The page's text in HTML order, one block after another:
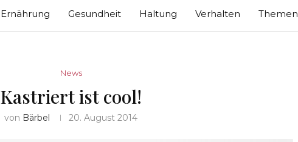
Ernährung Gesundheit Haltung Verhalten Themen
News
Kastriert ist cool!
von Bärbel 20. August 2014